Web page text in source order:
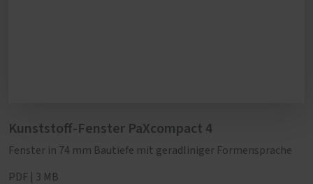
Kunststoff-Fenster PaXcompact 4
Fenster in 74 mm Bautiefe mit geradliniger Formensprache
PDF | 3 MB